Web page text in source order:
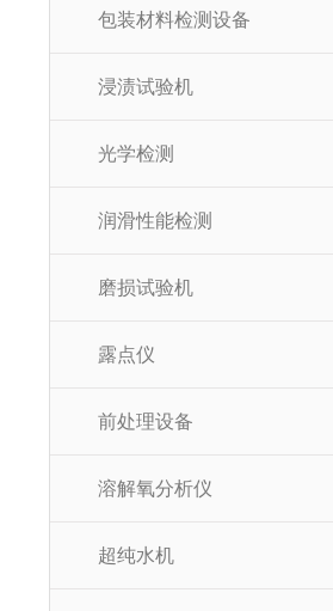
包装材料检测设备
浸渍试验机
光学检测
润滑性能检测
磨损试验机
露点仪
前处理设备
溶解氧分析仪
超纯水机